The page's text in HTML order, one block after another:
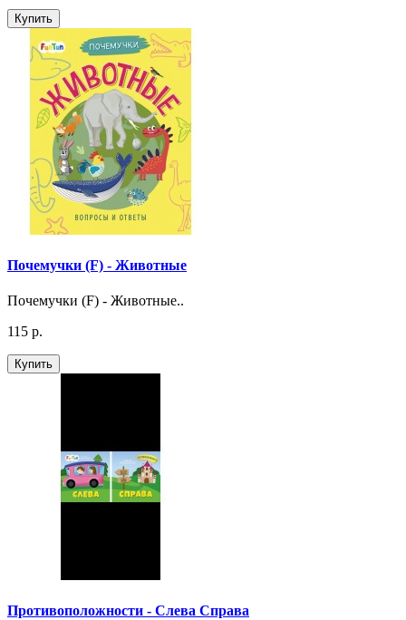
Купить
Почемучки (F) - Животные
Почемучки (F) - Животные..
115 р.
Купить
Противоположности - Слева Справа